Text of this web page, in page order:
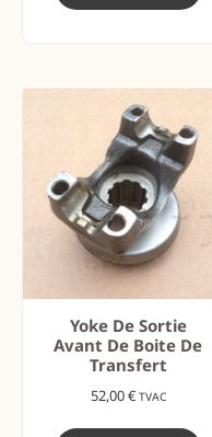
Yoke De Sortie
Avant De Boite De
Transfert
52,00€ TVAC